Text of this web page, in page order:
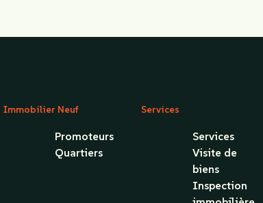
Immobilier Neuf
Promoteurs
Quartiers
Services
Services
Visite de
biens
Inspection